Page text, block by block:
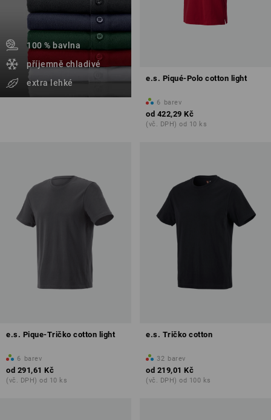
100 % bavlna
příjemně chladivé
extra lehké
e.s. Piqué-Polo cotton light
6 barev
od 422,29 Kč
(vč. DPH) od 10 ks
e.s. Pique-Tričko cotton light
6 barev
od 291,61 Kč
(vč. DPH) od 10 ks
e.s. Tričko cotton
32 barev
od 219,01 Kč
(vč. DPH) od 100 ks